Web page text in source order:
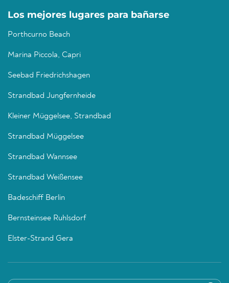
Los mejores lugares para bañarse
Porthcurno Beach
Marina Piccola, Capri
Seebad Friedrichshagen
Strandbad Jungfernheide
Kleiner Müggelsee, Strandbad
Strandbad Müggelsee
Strandbad Wannsee
Strandbad Weißensee
Badeschiff Berlin
Bernsteinsee Ruhlsdorf
Elster-Strand Gera